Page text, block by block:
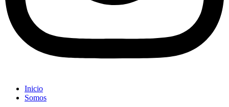
Inicio
Somos